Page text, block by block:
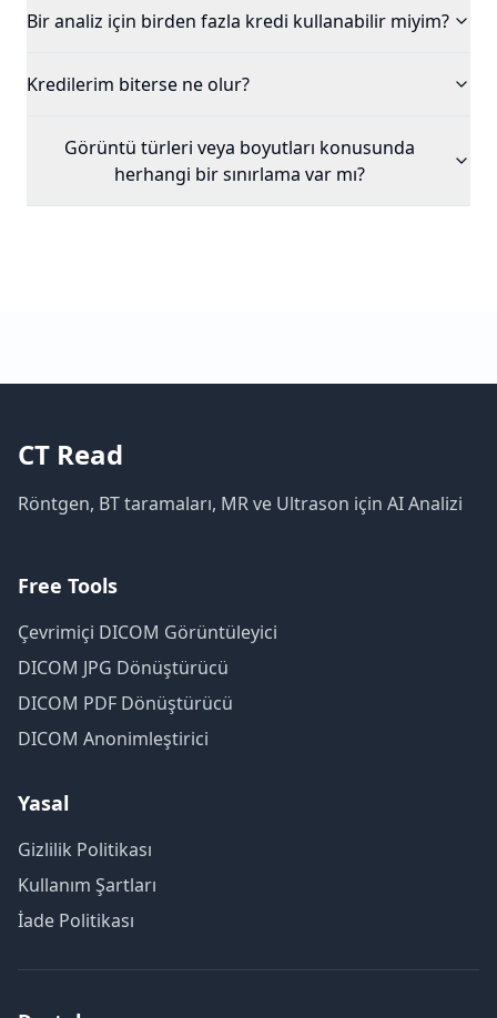
Bir analiz için birden fazla kredi kullanabilir miyim?
Kredilerim biterse ne olur?
Görüntü türleri veya boyutları konusunda
herhangi bir sınırlama var mı?
CT Read
Röntgen, BT taramaları, MR ve Ultrason için AI Analizi
Free Tools
Çevrimiçi DICOM Görüntüleyici
DICOM JPG Dönüştürücü
DICOM PDF Dönüştürücü
DICOM Anonimleştirici
Yasal
Gizlilik Politikası
Kullanım Şartları
İade Politikası